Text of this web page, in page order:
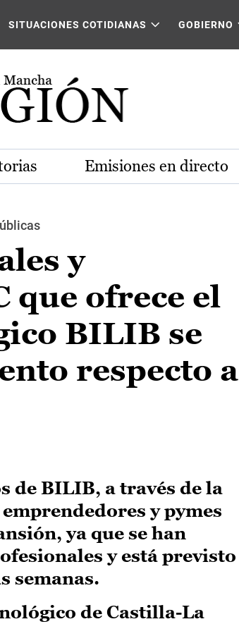
SITUACIONES COTIDIANAS GOBIERNO
Emisiones en directo
y
que ofrece el
BILIB se
respecto a
de BILIB, a través de la
y pymes
ya que se han
y está previsto
semanas.
de Castilla-La